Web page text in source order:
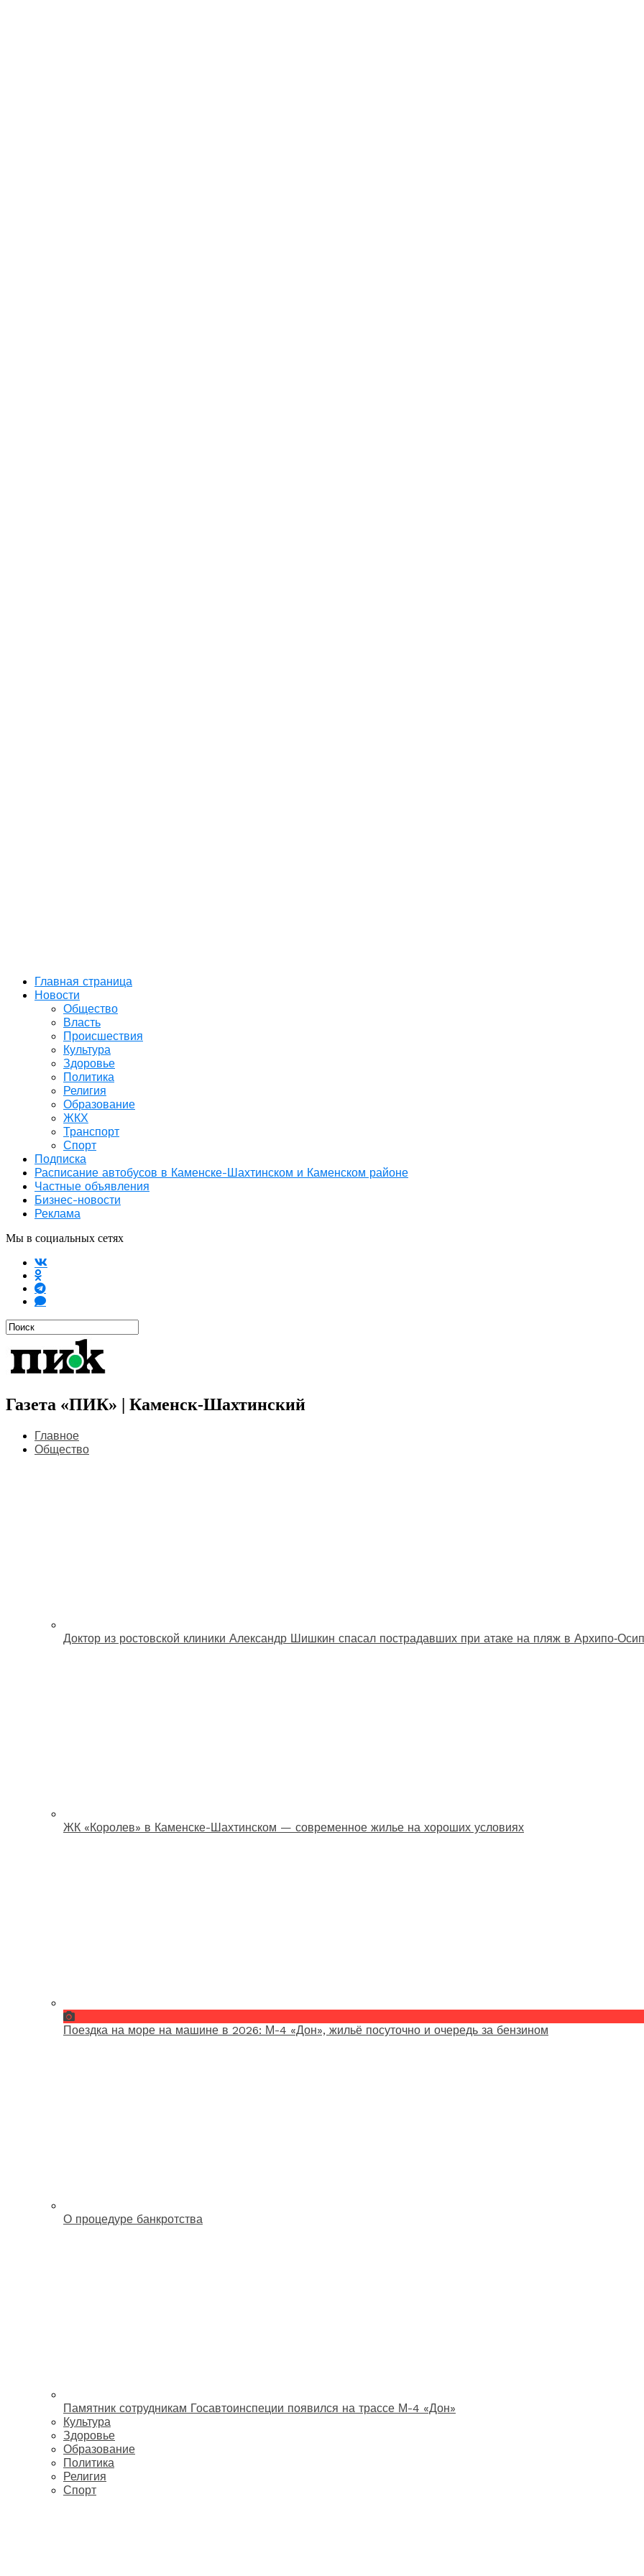
Главная страница
Новости
Общество
Власть
Происшествия
Культура
Здоровье
Политика
Религия
Образование
ЖКХ
Транспорт
Спорт
Подписка
Расписание автобусов в Каменске-Шахтинском и Каменском районе
Частные объявления
Бизнес-новости
Реклама
Мы в социальных сетях
Газета «ПИК» | Каменск-Шахтинский
Главное
Общество
Доктор из ростовской клиники Александр Шишкин спасал пострадавших при атаке на пляж в
ЖК «Королев» в Каменске-Шахтинском — современное жилье на хороших условиях
Поездка на море на машине в 2026: М-4 «Дон», жильё посуточно и очередь за бензином
О процедуре банкротства
Памятник сотрудникам Госавтоинспеции появился на трассе М-4 «Дон»
Культура
Здоровье
Образование
Политика
Религия
Спорт